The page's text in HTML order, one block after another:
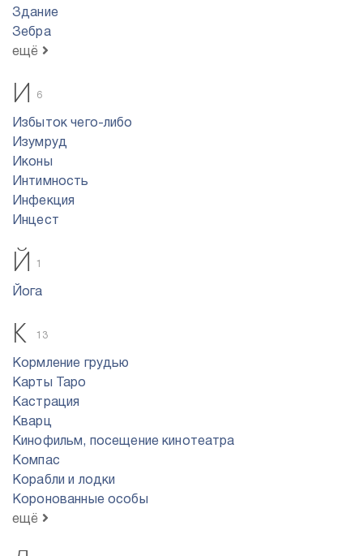
Здание
Зебра
ещё
И 6
Избыток чего-либо
Изумруд
Иконы
Интимность
Инфекция
Инцест
Й 1
Йога
К 13
Кормление грудью
Карты Таро
Кастрация
Кварц
Кинофильм, посещение кинотеатра
Компас
Корабли и лодки
Коронованные особы
ещё